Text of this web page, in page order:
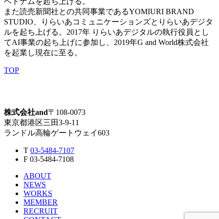
また読売新聞社との共同事業であるYOMIURI BRAND
STUDIO、りらいあコミュニケーションズとりらいあデジタ
ルを起ち上げる。2017年 りらいあデジタルの執行役員とし
てAI事業の起ち上げに参加し、2019年G and World株式会社
を起業し現在に至る。
TOP
株式会社and〒108-0073
東京都港区三田3-9-11
ランドル高輪ゲートウェイ603
T 03-5484-7107
F 03-5484-7108
ABOUT
NEWS
WORKS
MEMBER
RECRUIT